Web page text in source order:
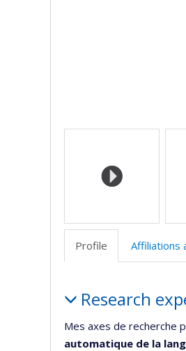
Media
Profile Affiliations
Research
Mes axes de recherche
automatique de la